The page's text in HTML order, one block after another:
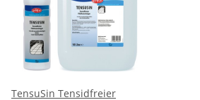
TensuSin Tensidfreier